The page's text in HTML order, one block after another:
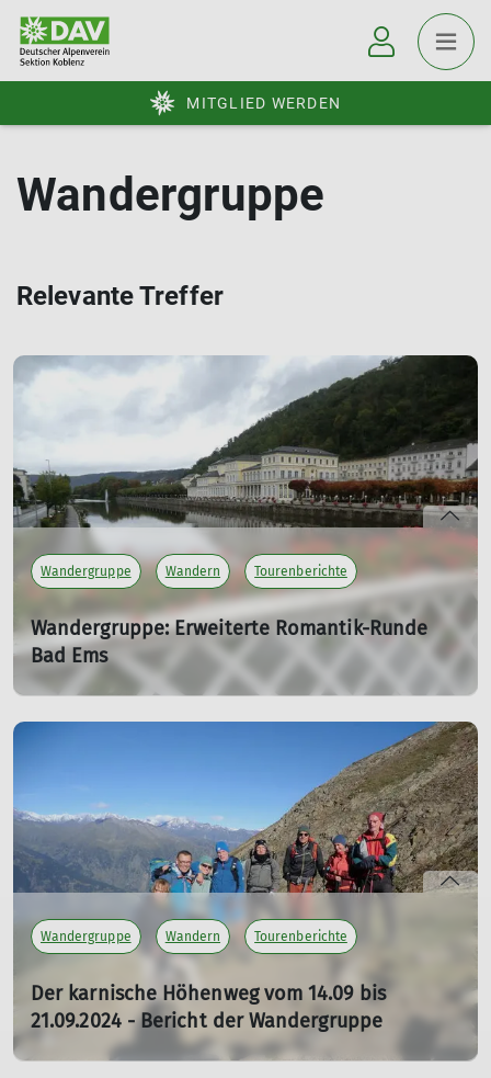
MITGLIED WERDEN
Wandergruppe
Relevante Treffer
Wandergruppe Wandern Tourenberichte
Wandergruppe: Erweiterte Romantik-Runde
Bad Ems
Dienstagswanderung
Rückblick zur Dienstagswanderung um Bad Ems.
mehr erfahren
Wandergruppe Wandern Tourenberichte
Der karnische Höhenweg vom 14.09 bis
21.09.2024 - Bericht der Wandergruppe
21.09.2024